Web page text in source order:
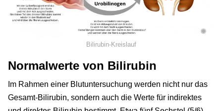
©
Bilirubin-Kreislauf
Normalwerte von Bilirubin
Im Rahmen einer Blutuntersuchung werden nicht nur das
Gesamt-Bilirubin, sondern auch die Werte für indirektes